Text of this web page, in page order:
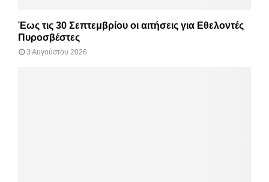
Έως τις 30 Σεπτεμβρίου οι αιτήσεις για Εθελοντές
Πυροσβέστες
3 Αυγούστου 2026